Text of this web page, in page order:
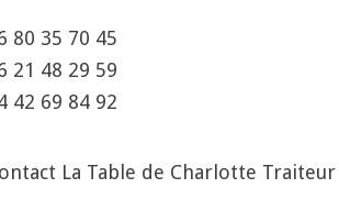
80 35 70 45
21 48 29 59
42 69 84 92
La Table de Charlotte